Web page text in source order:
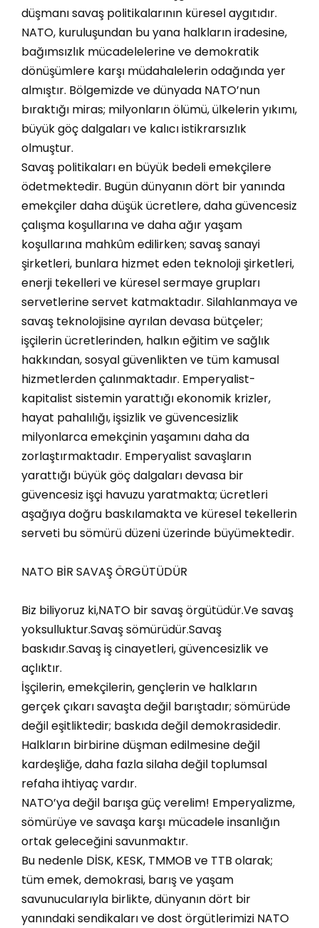
düşmanı savaş politikalarının küresel aygıtıdır.
NATO, kuruluşundan bu yana halkların iradesine,
bağımsızlık mücadelelerine ve demokratik
dönüşümlere karşı müdahalelerin odağında yer
almıştır. Bölgemizde ve dünyada NATO’nun
bıraktığı miras; milyonların ölümü, ülkelerin yıkımı,
büyük göç dalgaları ve kalıcı istikrarsızlık
olmuştur.
​Savaş politikaları en büyük bedeli emekçilere
ödetmektedir. Bugün dünyanın dört bir yanında
emekçiler daha düşük ücretlere, daha güvencesiz
çalışma koşullarına ve daha ağır yaşam
koşullarına mahkûm edilirken; savaş sanayi
şirketleri, bunlara hizmet eden teknoloji şirketleri,
enerji tekelleri ve küresel sermaye grupları
servetlerine servet katmaktadır. Silahlanmaya ve
savaş teknolojisine ayrılan devasa bütçeler;
işçilerin ücretlerinden, halkın eğitim ve sağlık
hakkından, sosyal güvenlikten ve tüm kamusal
hizmetlerden çalınmaktadır. Emperyalist-
kapitalist sistemin yarattığı ekonomik krizler,
hayat pahalılığı, işsizlik ve güvencesizlik
milyonlarca emekçinin yaşamını daha da
zorlaştırmaktadır. Emperyalist savaşların
yarattığı büyük göç dalgaları devasa bir
güvencesiz işçi havuzu yaratmakta; ücretleri
aşağıya doğru baskılamakta ve küresel tekellerin
serveti bu sömürü düzeni üzerinde büyümektedir.
NATO BİR SAVAŞ ÖRGÜTÜDÜR
​Biz biliyoruz ki,NATO bir savaş örgütüdür.​Ve savaş
yoksulluktur.Savaş sömürüdür.Savaş
baskıdır.Savaş iş cinayetleri, güvencesizlik ve
açlıktır.
​İşçilerin, emekçilerin, gençlerin ve halkların
gerçek çıkarı savaşta değil barıştadır; sömürüde
değil eşitliktedir; baskıda değil demokrasidedir.
Halkların birbirine düşman edilmesine değil
kardeşliğe, daha fazla silaha değil toplumsal
refaha ihtiyaç vardır.
​NATO’ya değil barışa güç verelim! Emperyalizme,
sömürüye ve savaşa karşı mücadele insanlığın
ortak geleceğini savunmaktır.
​Bu nedenle DİSK, KESK, TMMOB ve TTB olarak;
tüm emek, demokrasi, barış ve yaşam
savunucularıyla birlikte, dünyanın dört bir
yanındaki sendikaları ve dost örgütlerimizi NATO